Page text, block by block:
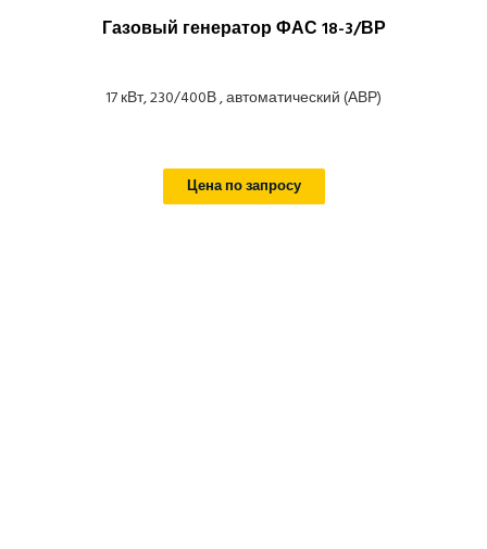
Газовый генератор ФАС 18-3/ВР
17 кВт, 230/400В , автоматический (АВР)
Цена по запросу